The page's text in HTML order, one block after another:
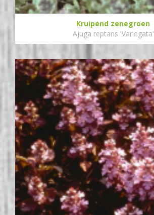
Kruipend zenegroen
Ajuga reptans 'Variegata'